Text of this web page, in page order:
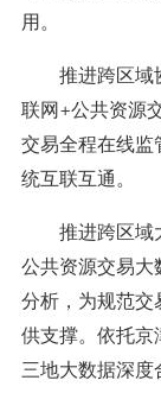
用。
推进跨区域协
联网+公共资源
交易全程在线监
统互联互通。
推进跨区域大
公共资源交易大
分析，为规范交
供支撑。依托京
三地大数据深度